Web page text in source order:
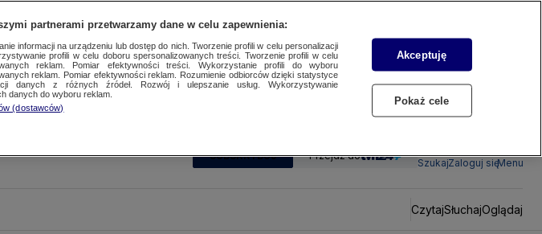
SUBSKRYBUJ Przejdź do
SzukajZaloguj sięMenu
CzytajSłuchajOglądaj
partnerami przetwarzamy dane w celu zapewnienia:
informacji na urządzeniu lub dostęp do nich. Tworzenie profili w celu personalizacji
profili w celu doboru spersonalizowanych treści. Tworzenie profili w celu
reklam. Pomiar efektywności treści. Wykorzystanie profili do wyboru
reklam. Pomiar efektywności reklam. Rozumienie odbiorców dzięki statystyce
danych z różnych źródeł. Rozwój i ulepszanie usług. Wykorzystywanie
danych do wyboru reklam.
(dostawców)
Akceptuję
Pokaż cele